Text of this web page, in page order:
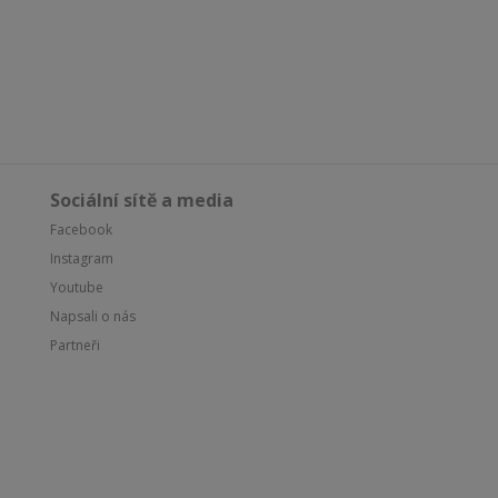
Sociální sítě a media
Facebook
Instagram
Youtube
Napsali o nás
Partneři